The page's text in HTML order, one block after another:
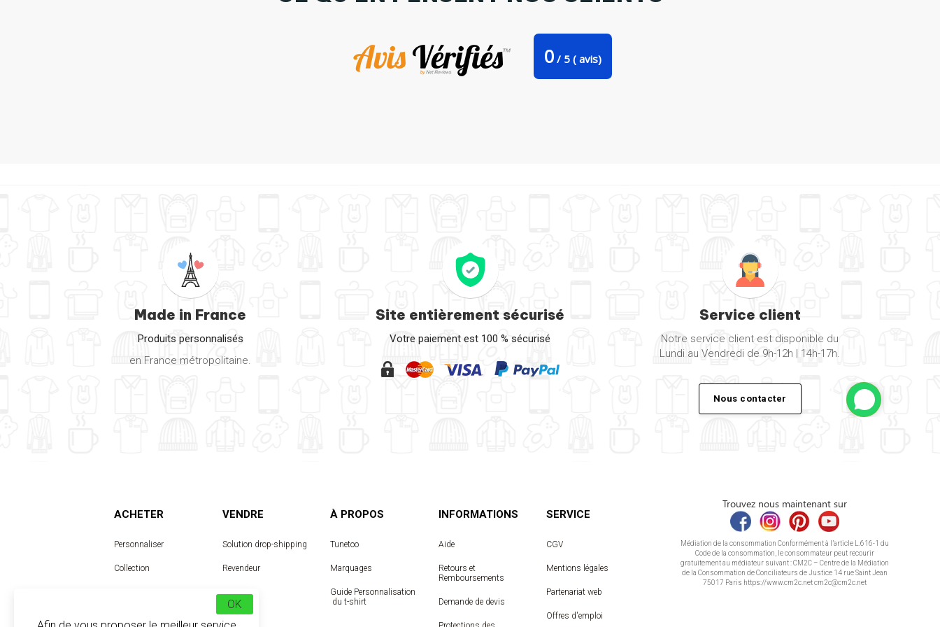
0/ 5 (avis)
Made in France
Produits personnalisés
en France métropolitaine.
Site entièrement sécurisé
Votre paiement est 100 % sécurisé
Service client
Notre service client est disponible du
Lundi au Vendredi de 9h-12h | 14h-17h.
Nous contacter
ACHETER
Personnaliser
Collection
VENDRE
Solution drop-shipping
Revendeur
Designer
À PROPOS
Tunetoo
Marquages
Guide Personnalisation
du t-shirt
INFORMATIONS
Aide
Retours et
Remboursements
Demande de devis
SERVICE
CGV
Mentions légales
Partenariat web
Offres d'emploi
Trouvez nous maintenant sur
Médiation de la consommation Conformément à l’article L.616-1 du
Code de la consommation, le consommateur peut recourir
gratuitement au médiateur suivant : CM2C – Centre de la Médiation
de la Consommation de Conciliateurs de Justice 14 rue Saint Jean
75017 Paris https://www.cm2c.net cm2c@cm2c.net
OK